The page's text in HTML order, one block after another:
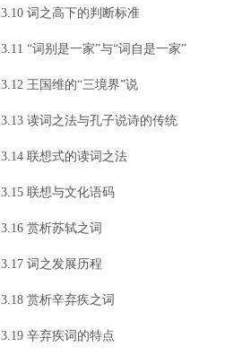
3.10 词之高下的判断标准
3.11 “词别是一家”与“词自是一家”
3.12 王国维的“三境界”说
3.13 读词之法与孔子说诗的传统
3.14 联想式的读词之法
3.15 联想与文化语码
3.16 赏析苏轼之词
3.17 词之发展历程
3.18 赏析辛弃疾之词
3.19 辛弃疾词的特点